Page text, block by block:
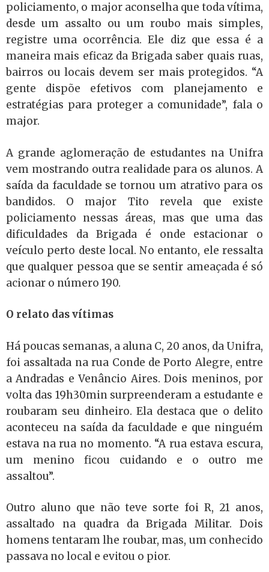
policiamento, o major aconselha que toda vítima,
desde um assalto ou um roubo mais simples,
registre uma ocorrência. Ele diz que essa é a
maneira mais eficaz da Brigada saber quais ruas,
bairros ou locais devem ser mais protegidos. “A
gente dispõe efetivos com planejamento e
estratégias para proteger a comunidade”, fala o
major.
A grande aglomeração de estudantes na Unifra
vem mostrando outra realidade para os alunos. A
saída da faculdade se tornou um atrativo para os
bandidos. O major Tito revela que existe
policiamento nessas áreas, mas que uma das
dificuldades da Brigada é onde estacionar o
veículo perto deste local. No entanto, ele ressalta
que qualquer pessoa que se sentir ameaçada é só
acionar o número 190.
O relato das vítimas
Há poucas semanas, a aluna C, 20 anos, da Unifra,
foi assaltada na rua Conde de Porto Alegre, entre
a Andradas e Venâncio Aires. Dois meninos, por
volta das 19h30min surpreenderam a estudante e
roubaram seu dinheiro. Ela destaca que o delito
aconteceu na saída da faculdade e que ninguém
estava na rua no momento. “A rua estava escura,
um menino ficou cuidando e o outro me
assaltou”.
Outro aluno que não teve sorte foi R, 21 anos,
assaltado na quadra da Brigada Militar. Dois
homens tentaram lhe roubar, mas, um conhecido
passava no local e evitou o pior.